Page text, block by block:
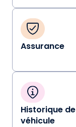
Assurance
Historique de
véhicule